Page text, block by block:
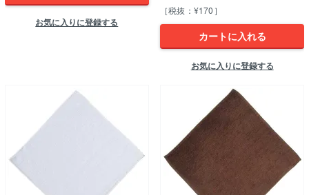
お気に入りに登録する
［税抜：¥170］
カートに入れる
お気に入りに登録する